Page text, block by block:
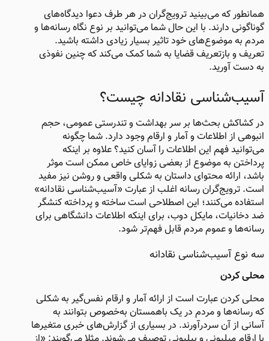
همانطور که می‌بینید ترویج‌گران در هر طرف دعوا دیدگاه‌های
گوناگونی دارند. با این حال شما می‌توانید بر نوع نگاه رسانه‌ها و
مردم به موضوع‌های خود تاثیر بسیار زیادی داشته باشید.
تعریف و بازتعریف قضایا به شما کمک می‌کند که چنین نفوذی
به دست آورید.
آسیب‌شناسی نقادانه چیست؟
در کشاکش بحث‌ها بر سر بهداشت و تندرستی عمومی، حجم
انبوهی از اطلاعات و آمار و ارقام وجود دارد. شما چگونه
می‌توانید فهم این اطلاعات را آسان کنید؟ علاوه بر اینکه
پرداختن به موضوع از بعضی زوایای خاص ممکن است موثر
باشد، ارائه محتوای داستان به شکلی واقعی و روشن نیز مفید
است. ترویج‌گران رسانه اغلب از عبارت «آسیب‌شناسی نقادانه»
استفاده می‌کنند؛ این اصطلاحی است ساخته و پرداخته کنشگر
ضد دخانیات، مایکل دوب، برای اینکه اطلاعات دانشگاهی برای
رسانه‌ها و عموم مردم قابل‌ فهم‌تر شود.
سه نوع آسیب‌شناسی نقادانه​
محلی کردن
محلی کردن عبارت است از ارائه آمار و ارقام نفس‌گیر به شکلی
که رسانه‌ها و مردم در یک باهمستان به‌خصوص بتوانند به
آسانی از آن سردرآورند. در بسیاری از گزارش‌های خبری متغیرها